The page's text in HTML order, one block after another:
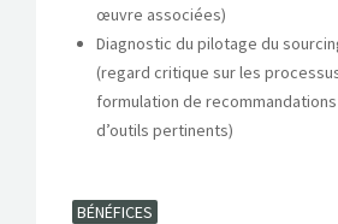
œuvre associées)
Diagnostic du pilotage du
(regard critique sur les
formulation de
d’outils pertinents)
BÉNÉFICES